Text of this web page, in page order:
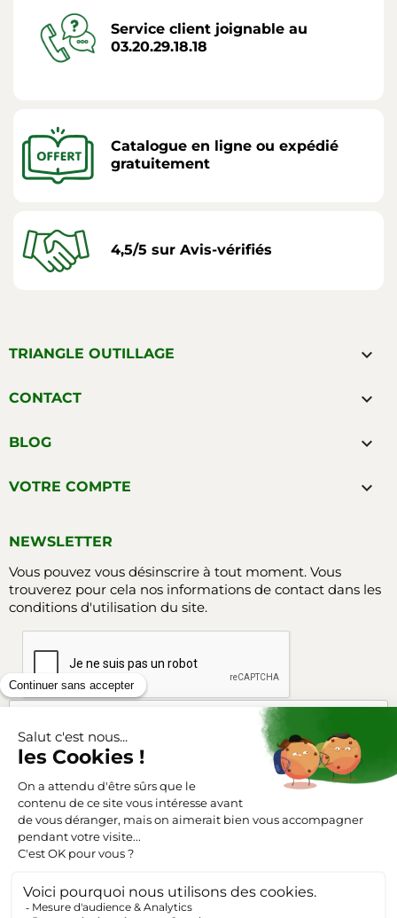
Service client joignable au
03.20.29.18.18
Catalogue en ligne ou expédié
gratuitement
4,5/5 sur Avis-vérifiés
TRIANGLE OUTILLAGE 
CONTACT 
BLOG 
VOTRE COMPTE 
NEWSLETTER
Vous pouvez vous désinscrire à tout moment. Vous
trouverez pour cela nos informations de contact dans les
conditions d'utilisation du site.
SUIVEZ-NOUS
Mentions légales
Conditions générales de vente